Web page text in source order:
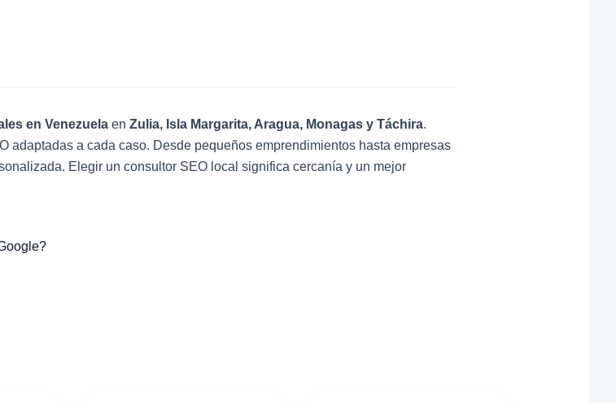
en Venezuela en Zulia, Isla Margarita, Aragua, Monagas y Táchira.
adaptadas a cada caso. Desde pequeños emprendimientos hasta empresas
Elegir un consultor SEO local significa cercanía y un mejor